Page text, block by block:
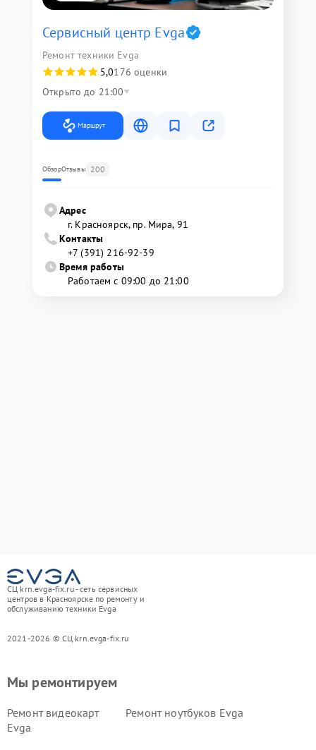
Сервисный центр Evga
Ремонт техники Evga
5,0176 оценки
Открыто до 21:00
Маршрут
ОбзорОтзывы 200
Адрес
г. Красноярск, ​пр. Мира, 91
Контакты
+7 (391) 216-92-39
Время работы
Работаем с 09:00 до 21:00
СЦ krn.evga-fix.ru - сеть сервисных
центров в Красноярске по ремонту и
обслуживанию техники Evga
2021-2026 © СЦ krn.evga-fix.ru
Мы ремонтируем
Ремонт видеокарт
Evga
Ремонт ноутбуков Evga